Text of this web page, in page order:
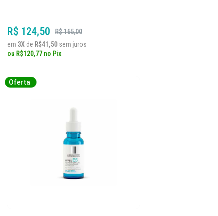
R$ 124,50
R$ 165,00
em 3X de R$41,50 sem juros
ou R$120,77 no Pix
Oferta
Oferta